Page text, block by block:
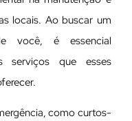
locais. Ao buscar um
você, é essencial
serviços que esses
como curtos-